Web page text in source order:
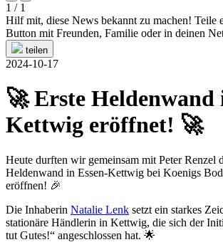
1 / 1
Hilf mit, diese News bekannt zu machen! Teile
Button mit Freunden, Familie oder in deinen
teilen
2024-10-17
🚀 Erste Heldenwand
Kettwig eröffnet! 🚀
Heute durften wir gemeinsam mit Peter Renzel
Heldenwand in Essen-Kettwig bei Koenigs
eröffnen! 🎉
Die Inhaberin Natalie Lenk setzt ein starkes
stationäre Händlerin in Kettwig, die sich der
tut Gutes!“ angeschlossen hat. 🌟